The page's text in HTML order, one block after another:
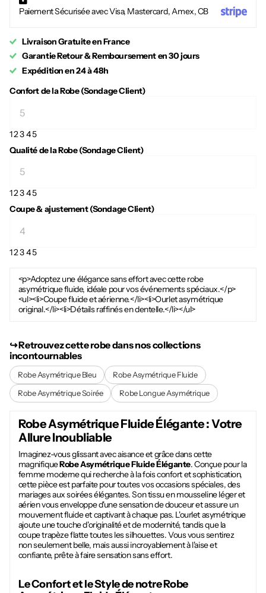
Paiement Sécurisée avec Visa, Mastercard, Amex, CB
Livraison Gratuite en France
Garantie Retour & Remboursement en 30 jours
Expédition en 24 à 48h
Confort de la Robe (Sondage Client)
12345
Qualité de la Robe (Sondage Client)
12345
Coupe & ajustement (Sondage Client)
12345
<p>Adoptez une élégance sans effort avec cette robe
asymétrique fluide, idéale pour vos événements spéciaux.</p>
<ul><li>Coupe fluide et aérienne.</li><li>Ourlet asymétrique
original.</li><li>Détails raffinés en dentelle.</li></ul>
↪︎ Retrouvez cette robe dans nos collections
incontournables
Robe Asymétrique Bleu
Robe Asymétrique Fluide
Robe Asymétrique Soirée
Robe Longue Asymétrique
Robe Asymétrique Fluide Élégante: Votre
Allure Inoubliable
Imaginez-vous glissant avec aisance et grâce dans cette
magnifiqueRobe Asymétrique Fluide Élégante. Conçue pour la
femme moderne qui recherche à la fois confort et sophistication,
cette pièce est parfaite pour toutes vos occasions spéciales, des
mariages aux soirées élégantes. Son tissu en mousseline léger et
aérien vous enveloppe d'une sensation de douceur et assure un
mouvement fluide et captivant à chaque pas. L'ourlet asymétrique
ajoute une touche d'originalité et de modernité, tandis que la
coupe trapèze flatte toutes les silhouettes. Vous vous sentirez
non seulement belle, mais aussi incroyablement à l'aise et
confiante, prête à faire sensation sans effort.
Le Confort et le Style de notreRobe